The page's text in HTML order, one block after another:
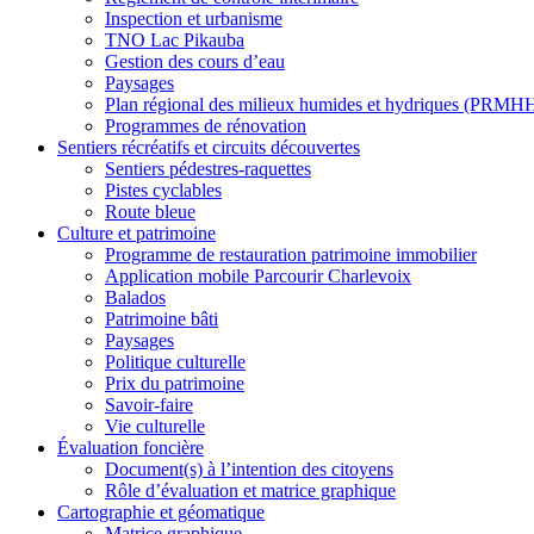
Inspection et urbanisme
TNO Lac Pikauba
Gestion des cours d’eau
Paysages
Plan régional des milieux humides et hydriques
Programmes de rénovation
Sentiers récréatifs et circuits découvertes
Sentiers pédestres-raquettes
Pistes cyclables
Route bleue
Culture et patrimoine
Programme de restauration patrimoine immobilier
Application mobile Parcourir Charlevoix
Balados
Patrimoine bâti
Paysages
Politique culturelle
Prix du patrimoine
Savoir-faire
Vie culturelle
Évaluation foncière
Document(s) à l’intention des citoyens
Rôle d’évaluation et matrice graphique
Cartographie et géomatique